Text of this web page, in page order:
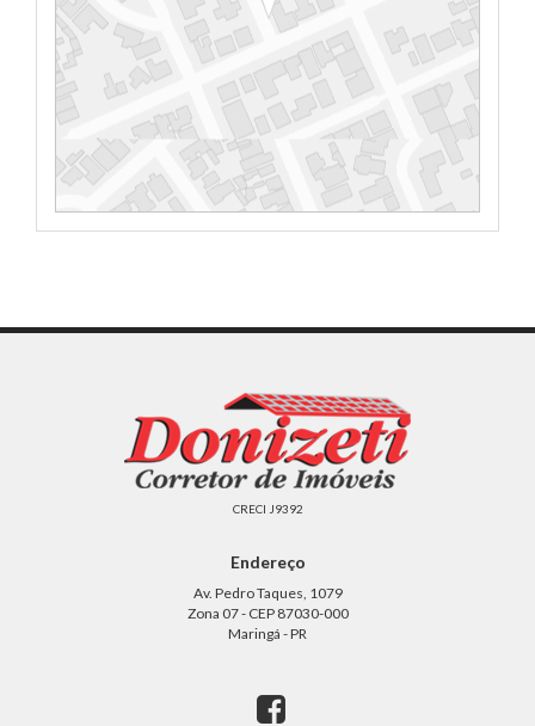
CRECI J9392
Endereço
Av. Pedro Taques, 1079
Zona 07 - CEP 87030-000
Maringá - PR